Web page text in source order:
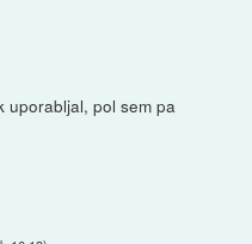
uporabljal, pol sem pa